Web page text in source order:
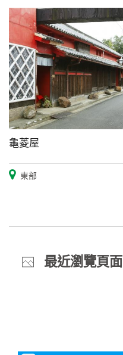
龜菱屋
東部
最近瀏覽頁面